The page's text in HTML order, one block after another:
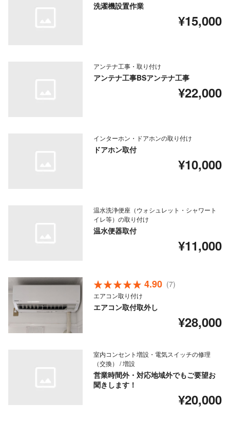
洗濯機設置作業
¥15,000
アンテナ工事・取り付け
アンテナ工事BSアンテナ工事
¥22,000
インターホン・ドアホンの取り付け
ドアホン取付
¥10,000
温水洗浄便座（ウォシュレット・シャワート
イレ等）の取り付け
温水便器取付
¥11,000
4.90 (7)
エアコン取り付け
エアコン取付取外し
¥28,000
室内コンセント増設・電気スイッチの修理
（交換） / 増設
営業時間外・対応地域外でもご要望お
聞きします！
¥20,000